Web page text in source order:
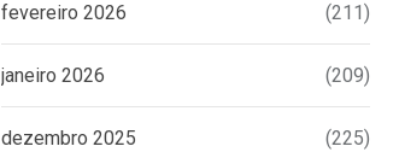
fevereiro 2026 (211)
janeiro 2026 (209)
dezembro 2025 (225)